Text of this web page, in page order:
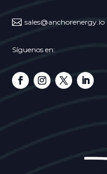
 sales@anchorenergy.io
Síguenos en: